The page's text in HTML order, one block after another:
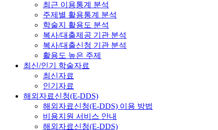
최근 이용통계 분석
주제별 활용통계 분석
학술지 활용도 분석
복사/대출제공 기관 분석
복사/대출신청 기관 분석
활용도 높은 주제
최신/인기 학술자료
최신자료
인기자료
해외자료신청(E-DDS)
해외자료신청(E-DDS) 이용 방법
비용지원 서비스 안내
해외자료신청(E-DDS)